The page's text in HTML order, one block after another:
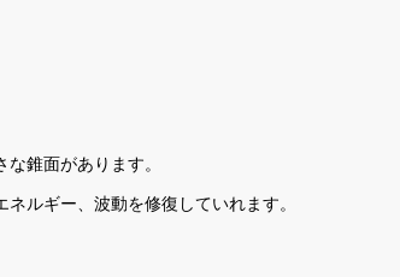
錐面があります。
ルギー、波動を修復していれます。